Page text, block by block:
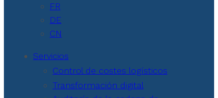
FR
DE
CN
Servicios
Control de costes logísticos
Transformación digital